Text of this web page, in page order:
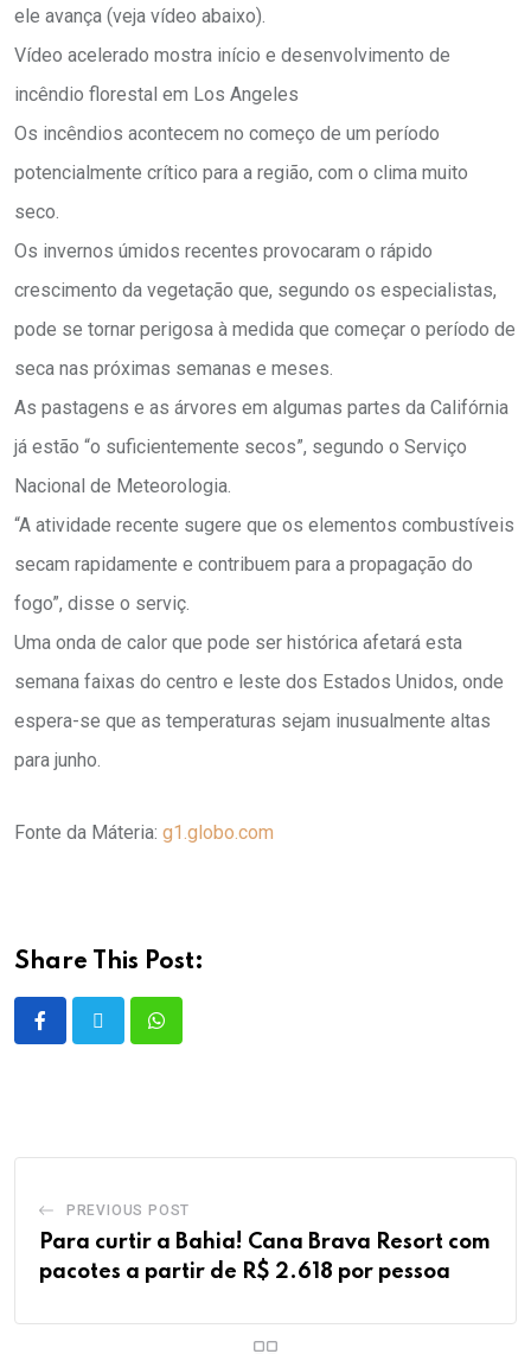
ele avança (veja vídeo abaixo).
Vídeo acelerado mostra início e desenvolvimento de
incêndio florestal em Los Angeles
Os incêndios acontecem no começo de um período
potencialmente crítico para a região, com o clima muito
seco.
Os invernos úmidos recentes provocaram o rápido
crescimento da vegetação que, segundo os especialistas,
pode se tornar perigosa à medida que começar o período de
seca nas próximas semanas e meses.
As pastagens e as árvores em algumas partes da Califórnia
já estão “o suficientemente secos”, segundo o Serviço
Nacional de Meteorologia.
“A atividade recente sugere que os elementos combustíveis
secam rapidamente e contribuem para a propagação do
fogo”, disse o serviç.
Uma onda de calor que pode ser histórica afetará esta
semana faixas do centro e leste dos Estados Unidos, onde
espera-se que as temperaturas sejam inusualmente altas
para junho.
Fonte da Máteria: g1.globo.com
Share This Post:
PREVIOUS POST
Para curtir a Bahia! Cana Brava Resort com
pacotes a partir de R$ 2.618 por pessoa